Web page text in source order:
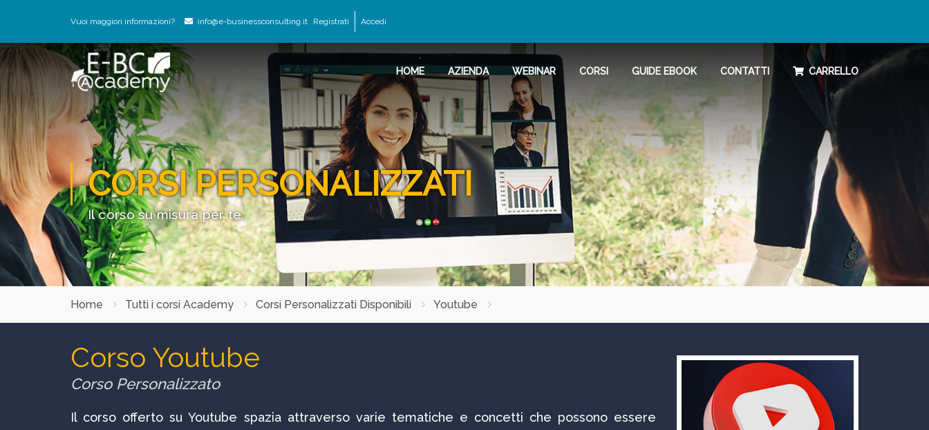
Vuoi maggiori informazioni? info@e-businessconsulting.it Registrati Accedi
HOME AZIENDA WEBINAR CORSI GUIDE EBOOK CONTATTI CARRELLO
CORSI PERSONALIZZATI
Il corso su misura per te
Home Tutti i corsi Academy Corsi Personalizzati Disponibili Youtube
Corso Youtube
Corso Personalizzato
Il corso offerto su Youtube spazia attraverso varie tematiche e concetti che possono essere